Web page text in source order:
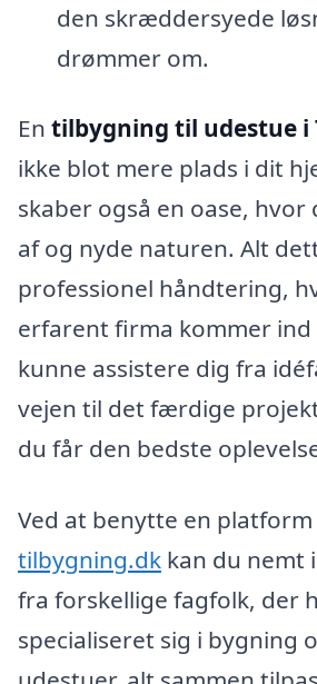
den skræddersyede
drømmer om.
En tilbygning til udestue i
ikke blot mere plads i dit
skaber også en oase, hvor
af og nyde naturen. Alt
professionel håndtering,
erfarent firma kommer ind
kunne assistere dig fra
vejen til det færdige
du får den bedste
Ved at benytte en platform
tilbygning.dk kan du nemt
fra forskellige fagfolk, der
specialiseret sig i bygning